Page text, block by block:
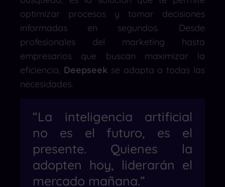
optimizar procesos y tomar decisiones
informadas en segundos. Desde
profesionales del marketing hasta
empresarios que buscan maximizar la
eficiencia, Deepseek se adapta a todas las
necesidades.
“La inteligencia artificial
no es el futuro, es el
presente. Quienes la
adopten hoy, liderarán el
mercado mañana.”